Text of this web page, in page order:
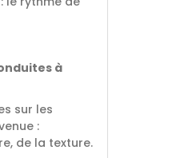
à
sur les
:
de la texture.